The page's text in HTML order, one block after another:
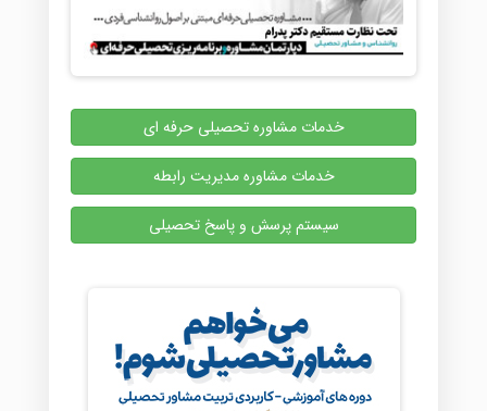
خدمات مشاوره تحصیلی حرفه ای
خدمات مشاوره مدیریت رابطه
سیستم پرسش و پاسخ تحصیلی